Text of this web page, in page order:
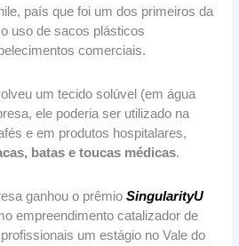
país que foi um dos primeiros da
uso de sacos plásticos
comerciais.
um tecido solúvel (em água
ele poderia ser utilizado na
e em produtos hospitalares,
batas e toucas médicas.
ganhou o prêmioSingularityU
empreendimento catalizador de
um estágio no Vale do